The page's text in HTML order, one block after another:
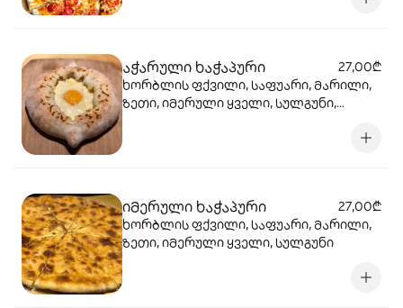
აჭარული ხაჭაპური
27,00₾
ხორბლის ფქვილი, საფუარი, მარილი,
ზეთი, იმერული ყველი, სულგუნი,
იმერული ხაჭაპური
27,00₾
ხორბლის ფქვილი, საფუარი, მარილი,
ზეთი, იმერული ყველი, სულგუნი